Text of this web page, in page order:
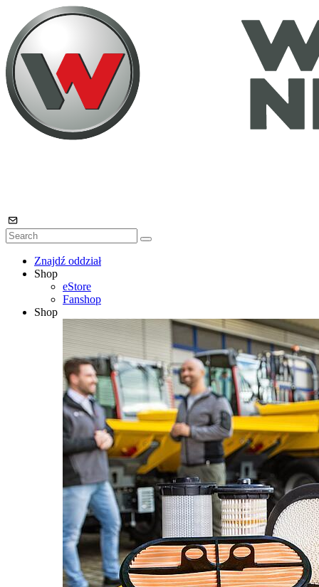
Znajdź oddział
Shop
eStore
Fanshop
Shop